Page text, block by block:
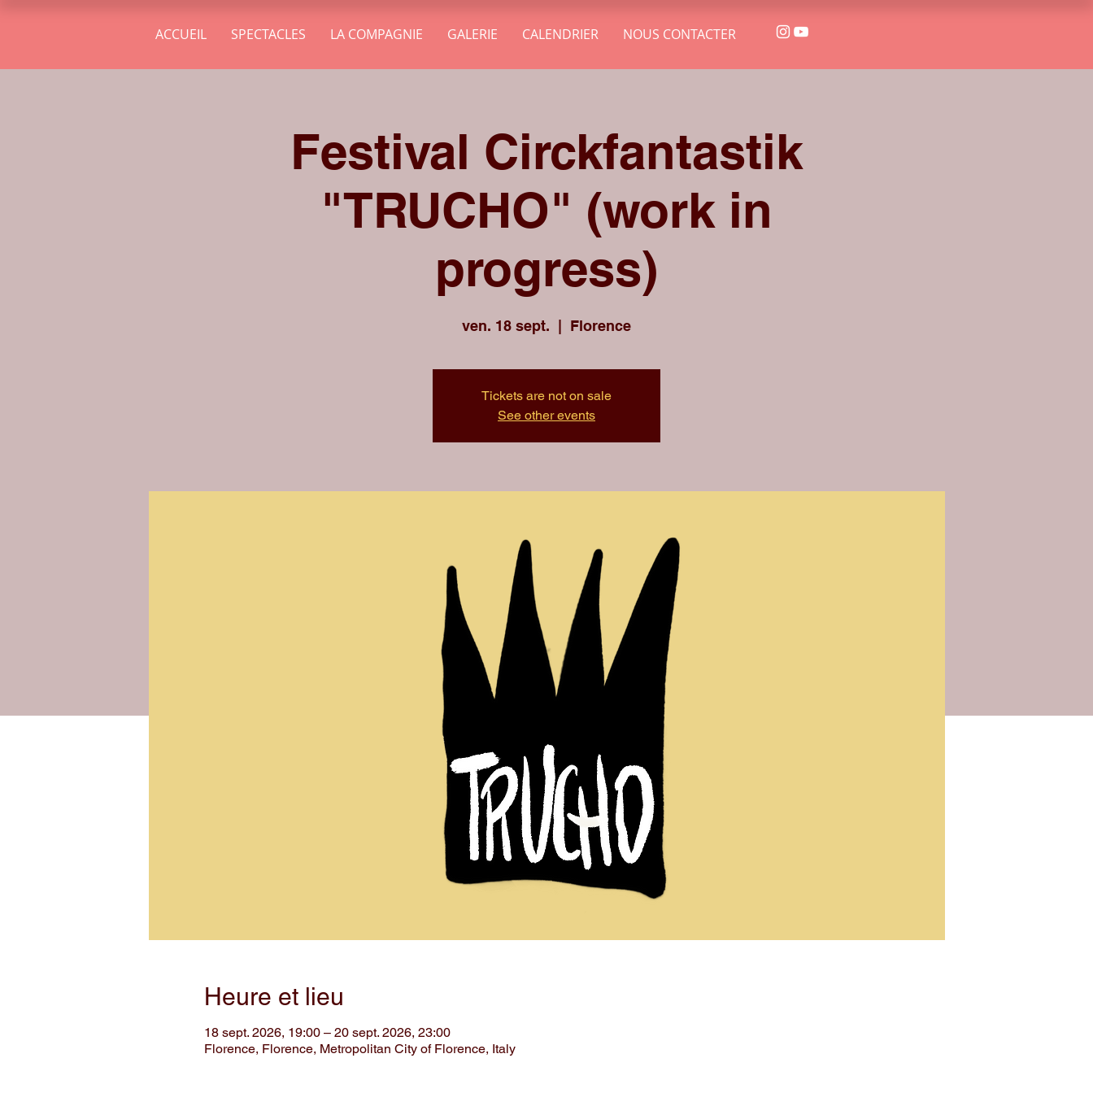
ACCUEIL SPECTACLES LA COMPAGNIE GALERIE CALENDRIER NOUS CONTACTER
Festival Circkfantastik
"TRUCHO" (work in
progress)
ven. 18 sept. Florence
Tickets are not on sale
See other events
Heure et lieu
18 sept. 2026, 19:00 – 20 sept. 2026, 23:00
Florence, Florence, Metropolitan City of Florence, Italy